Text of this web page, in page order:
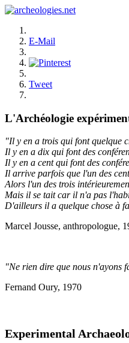
E-Mail
Tweet
L'Archéologie
"Il y en a trois qui font quelque
Il y en a dix qui font des
Il y en a cent qui font des
Il arrive parfois que l'un des
Alors l'un des trois
Mais il se tait car il n'a pas
D'ailleurs il a quelque chose à
Marcel Jousse, anthropologue,
"Ne rien dire que nous n'ayons
Fernand Oury, 1970
Experimental